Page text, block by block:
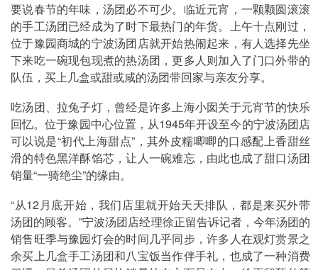
要说春节的年味，汤团必不可少。临近元宵，一颗颗圆滚滚
的手工汤团已经成为了时下最热门的年货。上午十点刚过，
位于豫园商城的宁波汤团店就开始热闹起来，有人选择先坐
下来吃一碗现包现煮的热汤团，更多人则加入了门口外带的
队伍，买上几盒或甜或咸的汤团带回家与亲友分享。
吃汤团、拉兔子灯，曾经是许多上海小囡关于元宵节的快乐
回忆。位于豫园中心位置，从1945年开设至今的宁波汤团店
可以说是“初代上海甜点”，其外皮糯唧唧的口感配上香甜丝
滑的特色黑洋酥馅芯，让人一碗难忘，由此也成了甜口汤团
销量“一骑绝尘”的缘由。
“从12月底开始，我们店里就开始天天排队，都是来买外带
汤团的顾客。”宁波汤团店经理徐正留告诉记者，今年汤团的
销售旺季与豫园灯会的时间几乎同步，许多人在观灯赏景之
余买上几盒手工汤团和八宝饭当作伴手礼，也成了一种消费